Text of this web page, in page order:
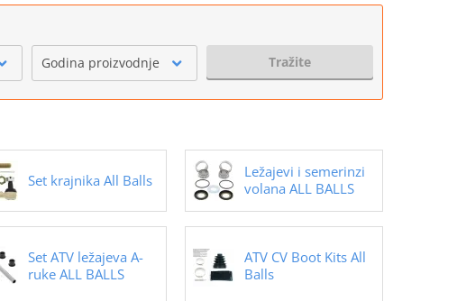
Godina proizvodnje Tražite
Set krajnika All Balls
Ležajevi i semerinzi
volana ALL BALLS
Set ATV ležajeva A-
ruke ALL BALLS
ATV CV Boot Kits All
Balls